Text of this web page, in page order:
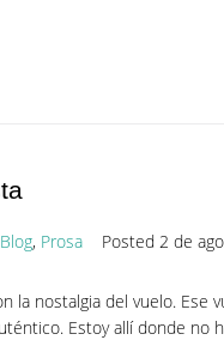
Blog, Prosa Posted 2 de
la nostalgia del vuelo. Ese
Estoy allí donde no